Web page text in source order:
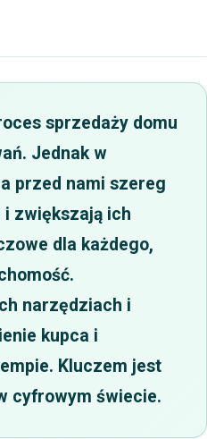
sprzedaży domu
Jednak w
przed nami szereg
zwiększają ich
dla każdego,
narzędziach i
kupca i
Kluczem jest
cyfrowym świecie.